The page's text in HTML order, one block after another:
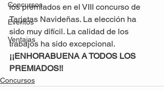
Concursos
Eventos
Ventajas
los premiados en el VIII concurso de
Tarjetas Navideñas. La elección ha
sido muy difícil. La calidad de los
trabajos ha sido excepcional.
¡¡ENHORABUENA A TODOS LOS
PREMIADOS!!
Concursos